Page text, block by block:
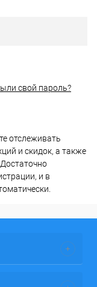
свой пароль?
отслеживать
и скидок, а также
и в